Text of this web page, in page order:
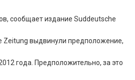
сообщает издание Suddeutsche
Zeitung выдвинули предположение,
года. Предположительно, за это